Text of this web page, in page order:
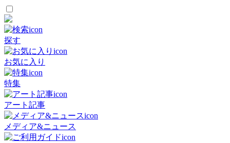
探す
お気に入り
特集
アート記事
メディア&ニュース